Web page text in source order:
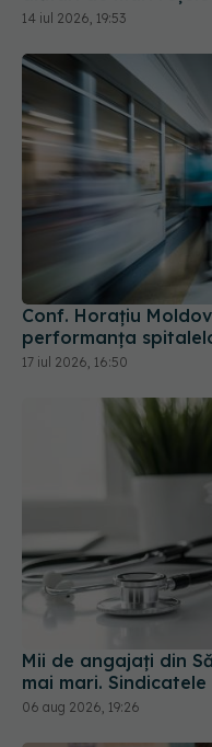
Conf. Horațiu
performanța
17 iul 2026, 16:50
Mii de angajați din
06 aug 2026, 19:26